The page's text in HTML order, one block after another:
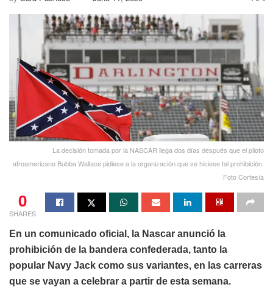
La decisión tomada por la NASCAR llega dos días después que el piloto
afroamericano Bubba Wallace pidiese a la organización que se hiciese tal prohibición.
Foto Cortesía
0
SHARES
En un comunicado oficial, la Nascar anunció la
prohibición de la bandera confederada, tanto la
popular Navy Jack como sus variantes, en las carreras
que se vayan a celebrar a partir de esta semana.